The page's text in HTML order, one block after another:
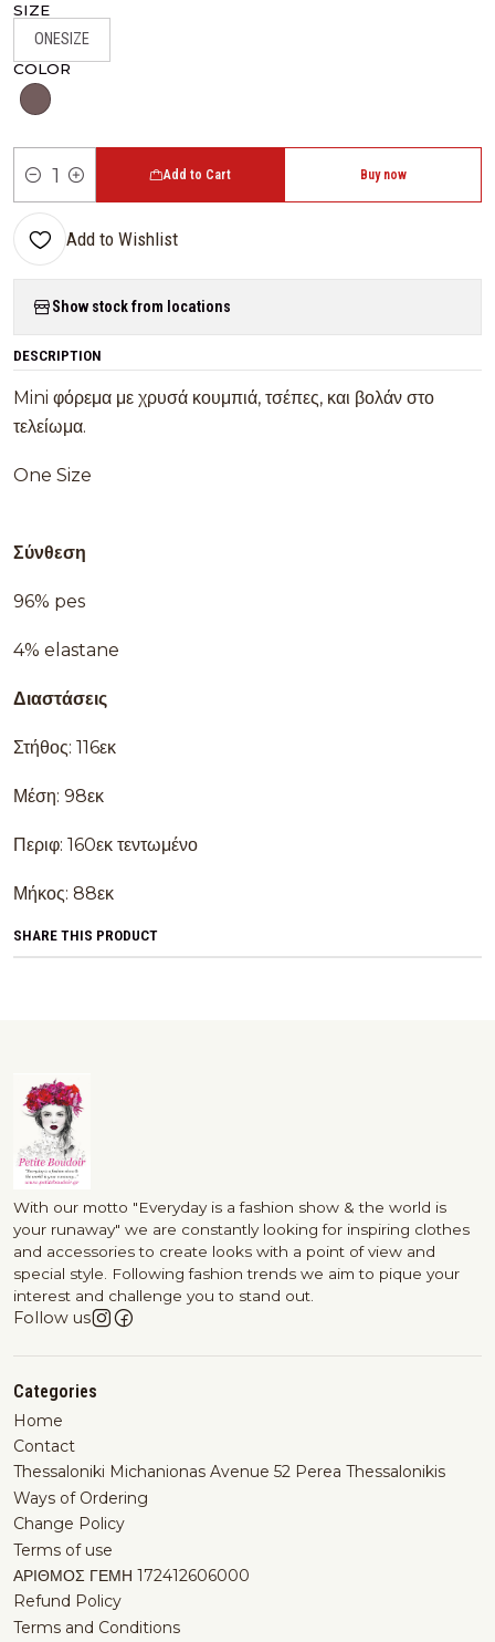
SIZE
ONESIZE
COLOR
Quantity
Add to Cart Buy now
Add to Wishlist
Show stock from locations
DESCRIPTION
Mini φόρεμα με χρυσά κουμπιά, τσέπες, και βολάν στο
τελείωμα.
One Size
Σύνθεση
96% pes
4% elastane
Διαστάσεις
Στήθος: 116εκ
Μέση: 98εκ
Περιφ: 160εκ τεντωμένο
Μήκος: 88εκ
SHARE THIS PRODUCT
With our motto "Everyday is a fashion show & the world is
your runaway" we are constantly looking for inspiring clothes
and accessories to create looks with a point of view and
special style. Following fashion trends we aim to pique your
interest and challenge you to stand out.
Follow us
Categories
Home
Contact
Thessaloniki Michanionas Avenue 52 Perea Thessalonikis
Ways of Ordering
Change Policy
Terms of use
ΑΡΙΘΜΟΣ ΓΕΜΗ 172412606000
Refund Policy
Terms and Conditions